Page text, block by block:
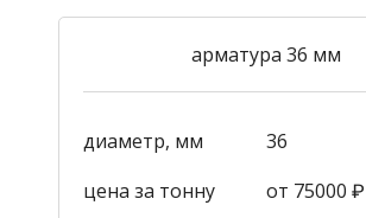
арматура 36 мм
диаметр, мм
36
цена за тонну
от 75000 ₽